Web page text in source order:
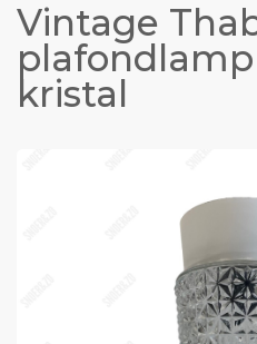
Vintage
kristal